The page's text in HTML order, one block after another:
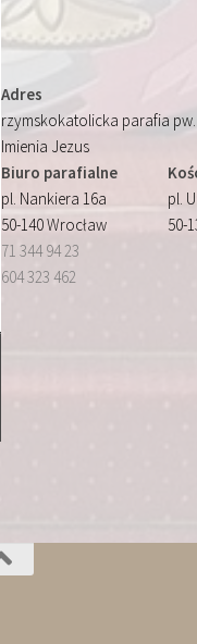
Adres
rzymskokatolicka parafia
Imienia Jezus
Biuro parafialne
pl. Nankiera 16a
50-140 Wrocław
71 344 94 23
604 323 462
pl.
50-